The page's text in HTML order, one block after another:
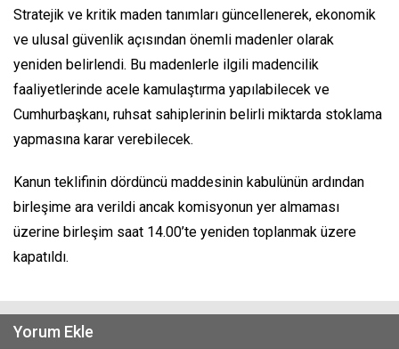
Stratejik ve kritik maden tanımları güncellenerek, ekonomik
ve ulusal güvenlik açısından önemli madenler olarak
yeniden belirlendi. Bu madenlerle ilgili madencilik
faaliyetlerinde acele kamulaştırma yapılabilecek ve
Cumhurbaşkanı, ruhsat sahiplerinin belirli miktarda stoklama
yapmasına karar verebilecek.
Kanun teklifinin dördüncü maddesinin kabulünün ardından
birleşime ara verildi ancak komisyonun yer almaması
üzerine birleşim saat 14.00’te yeniden toplanmak üzere
kapatıldı.
Yorum Ekle